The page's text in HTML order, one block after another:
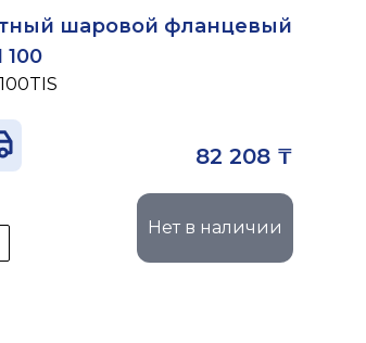
шаровой фланцевый
100
82 208 ₸
Нет в наличии